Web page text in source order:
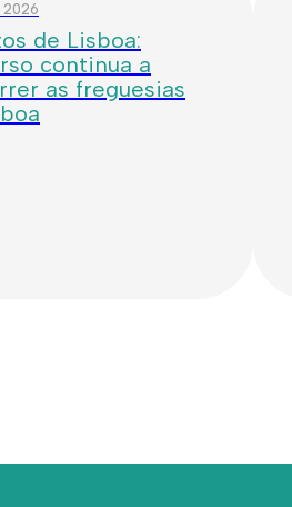
2026
de Lisboa:
continua a
as freguesias